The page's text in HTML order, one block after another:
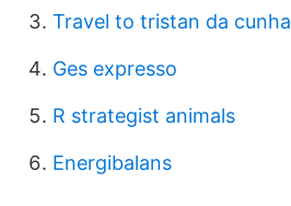
Travel to tristan da
Ges expresso
R strategist animals
Energibalans